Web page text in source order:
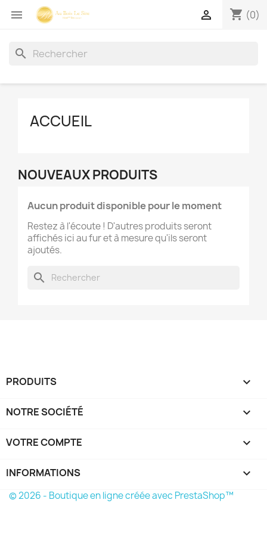
 shopping_cart (0)

search
ACCUEIL
NOUVEAUX PRODUITS
Aucun produit disponible pour le moment
Restez à l'écoute ! D'autres produits seront
affichés ici au fur et à mesure qu'ils seront
ajoutés.
search
PRODUITS 
NOTRE SOCIÉTÉ 
VOTRE COMPTE 
INFORMATIONS keyboard_arrow_down
© 2026 - Boutique en ligne créée avec PrestaShop™